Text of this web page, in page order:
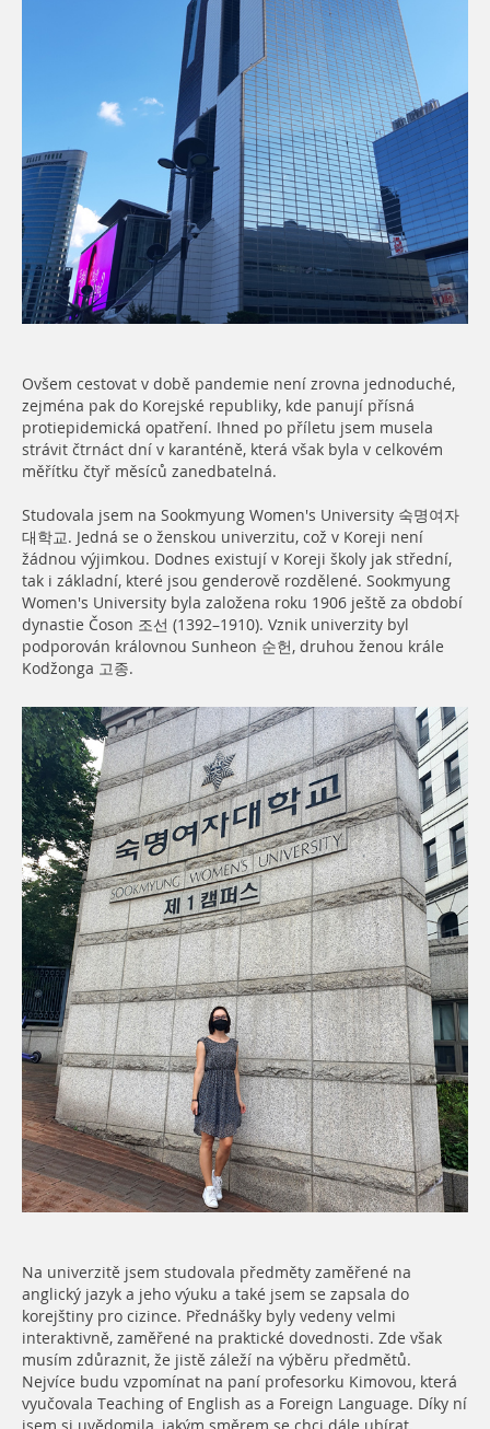
Ovšem cestovat v době pandemie není zrovna jednoduché,
zejména pak do Korejské republiky, kde panují přísná
protiepidemická opatření. Ihned po příletu jsem musela
strávit čtrnáct dní v karanténě, která však byla v celkovém
měřítku čtyř měsíců zanedbatelná.
Studovala jsem na Sookmyung Women's University 숙명여자
대학교. Jedná se o ženskou univerzitu, což v Koreji není
žádnou výjimkou. Dodnes existují v Koreji školy jak střední,
tak i základní, které jsou genderově rozdělené. Sookmyung
Women's University byla založena roku 1906 ještě za období
dynastie Čoson 조선 (1392–1910). Vznik univerzity byl
podporován královnou Sunheon 순헌, druhou ženou krále
Kodžonga 고종.
Na univerzitě jsem studovala předměty zaměřené na
anglický jazyk a jeho výuku a také jsem se zapsala do
korejštiny pro cizince. Přednášky byly vedeny velmi
interaktivně, zaměřené na praktické dovednosti. Zde však
musím zdůraznit, že jistě záleží na výběru předmětů.
Nejvíce budu vzpomínat na paní profesorku Kimovou, která
vyučovala Teaching of English as a Foreign Language. Díky ní